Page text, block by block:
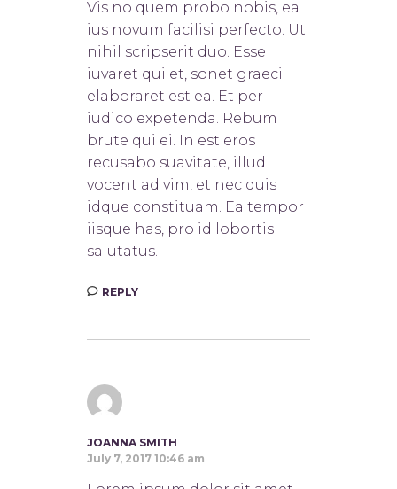
Vis no quem probo nobis, ea
ius novum facilisi perfecto. Ut
nihil scripserit duo. Esse
iuvaret qui et, sonet graeci
elaboraret est ea. Et per
iudico expetenda. Rebum
brute qui ei. In est eros
recusabo suavitate, illud
vocent ad vim, et nec duis
idque constituam. Ea tempor
iisque has, pro id lobortis
salutatus.
REPLY
JOANNA SMITH
July 7, 2017 10:46 am